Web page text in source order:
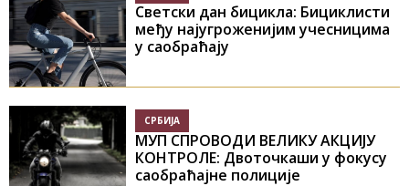
Светски дан бицикла: Бициклисти
међу најугроженијим учесницима
у саобраћају
СРБИЈА
МУП СПРОВОДИ ВЕЛИКУ АКЦИЈУ
КОНТРОЛЕ: Двоточкаши у фокусу
саобраћајне полиције